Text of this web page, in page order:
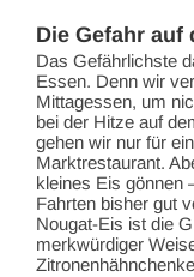
Die Gefahr auf
Das Gefährlichste
Essen. Denn wir
Mittagessen, um
bei der Hitze auf
gehen wir nur für
Marktrestaurant.
kleines Eis gönnen
Fahrten bisher gut
Nougat-Eis ist die
merkwürdiger